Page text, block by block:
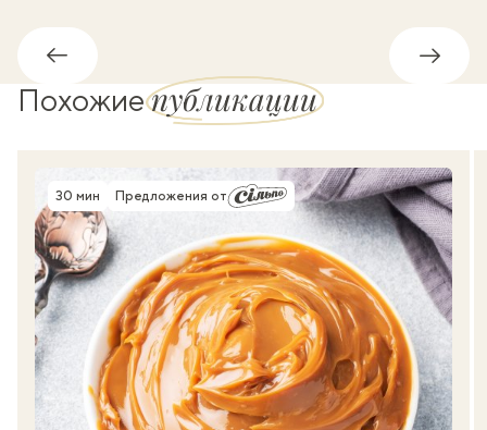
Обратно
Похожиепубликации
Время приготовления
30 мин Предложения от